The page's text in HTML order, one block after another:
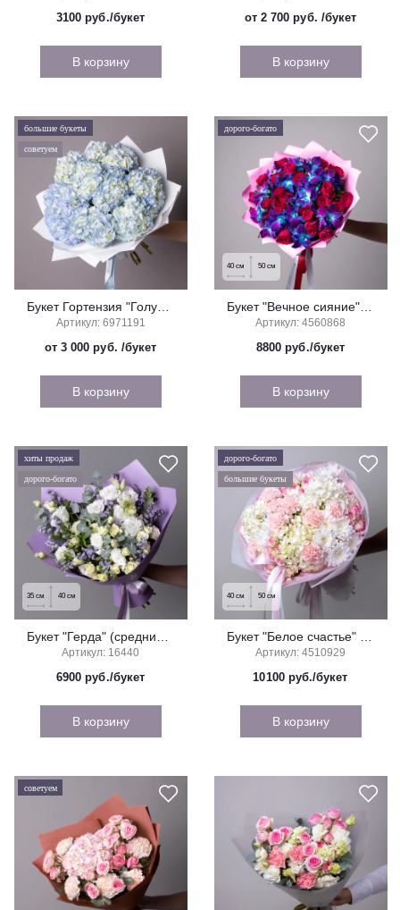
3100 руб./букет
В корзину
от 2 700 руб. /букет
В корзину
большие букеты
советуем
Артикул: 6971191
от 3 000 руб. /букет
В корзину
дорого-богато
40 см 50 см
Артикул: 4560868
8800 руб./букет
В корзину
хиты продаж
дорого-богато
35 см 40 см
Артикул: 16440
6900 руб./букет
В корзину
дорого-богато
большие букеты
40 см 50 см
Артикул: 4510929
10100руб./букет
В корзину
советуем